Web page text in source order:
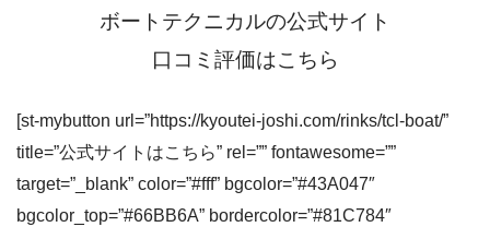
ボートテクニカルの公式サイト
口コミ評価はこちら
[st-mybutton url=”https://kyoutei-joshi.com/rinks/tcl-boat/”
title=”公式サイトはこちら” rel=”” fontawesome=””
target=”_blank” color=”#fff” bgcolor=”#43A047″
bgcolor_top=”#66BB6A” bordercolor=”#81C784″